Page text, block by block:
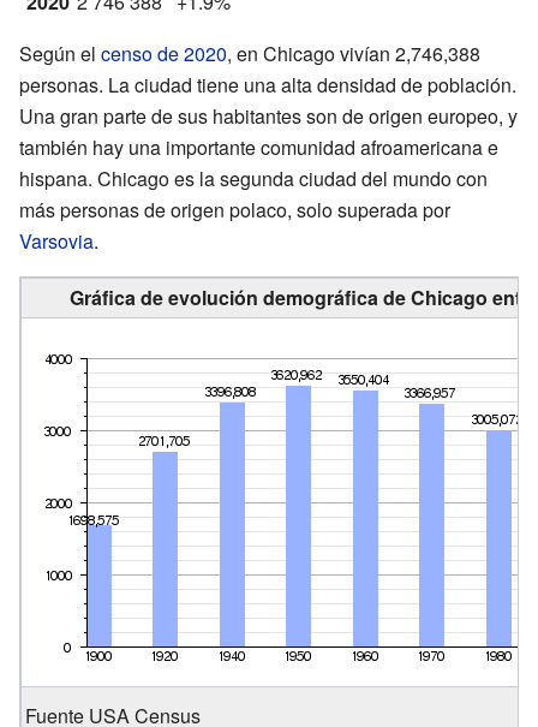
Según el censo de 2020, en Chicago vivían 2,746,388
personas. La ciudad tiene una alta densidad de población.
Una gran parte de sus habitantes son de origen europeo, y
también hay una importante comunidad afroamericana e
hispana. Chicago es la segunda ciudad del mundo con
más personas de origen polaco, solo superada por
Varsovia.
Gráfica de evolución demográfica de Chicago
Fuente USA Census